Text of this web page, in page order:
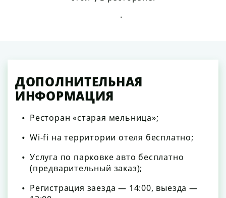
.
ДОПОЛНИТЕЛЬНАЯ
ИНФОРМАЦИЯ
Ресторан «старая мельница»;
Wi-fi на территории отеля бесплатно;
Услуга по парковке авто бесплатно
(предварительный заказ);
Регистрация заезда — 14:00, выезда —